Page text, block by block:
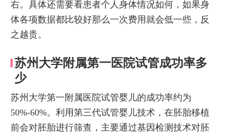
右。具体还需要看患者个人身体情况如何，如果身
体各项数据都比较好那么一次费用就会低一些，反
之越贵。
苏州大学附属第一医院试管成功率多
少
苏州大学第一附属医院试管婴儿的成功率约为
50%-60%。利用第三代试管婴儿技术，在胚胎移植
前会对胚胎进行筛查，主要通过基因检测技术对胚